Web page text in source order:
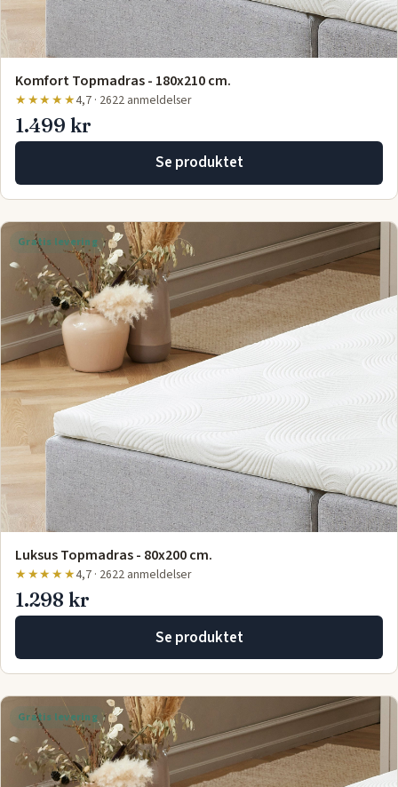
Komfort Topmadras - 180x210 cm.
★★★★★4,7 · 2622 anmeldelser
1.499 kr
Se produktet
Gratis levering
Luksus Topmadras - 80x200 cm.
★★★★★4,7 · 2622 anmeldelser
1.298 kr
Se produktet
Gratis levering